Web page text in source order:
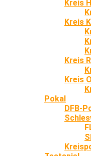
Kreis
Kreis
Kreis
Kreis
Pokal
DFB-